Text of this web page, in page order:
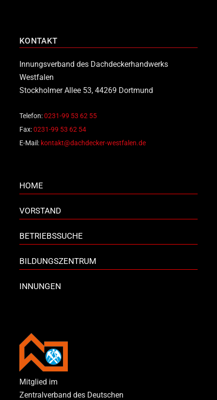
KONTAKT
Innungsverband des Dachdeckerhandwerks
Westfalen
Stockholmer Allee 53, 44269 Dortmund
Telefon:0231-99 53 62 55
Fax:0231-99 53 62 54
E-Mail: kontakt@dachdecker-westfalen.de
HOME
VORSTAND
BETRIEBSSUCHE
BILDUNGSZENTRUM
INNUNGEN
Mitglied im
Zentralverband des Deutschen